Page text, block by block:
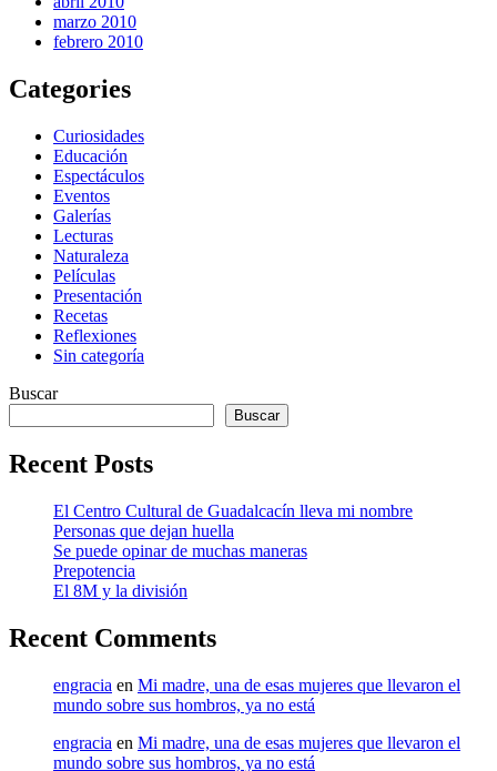
marzo 2010
febrero 2010
Categories
Curiosidades
Educación
Espectáculos
Eventos
Galerías
Lecturas
Naturaleza
Películas
Presentación
Recetas
Reflexiones
Sin categoría
Buscar
Buscar
Recent Posts
El Centro Cultural de Guadalcacín lleva mi nombre
Personas que dejan huella
Se puede opinar de muchas maneras
Prepotencia
El 8M y la división
Recent Comments
engracia en Mi madre, una de esas mujeres que llevaron el
mundo sobre sus hombros, ya no está
engracia en Mi madre, una de esas mujeres que llevaron el
mundo sobre sus hombros, ya no está